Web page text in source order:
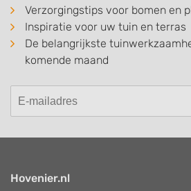
Verzorgingstips voor bomen en
Inspiratie voor uw tuin en terras
De belangrijkste
komende maand
Hovenier.nl